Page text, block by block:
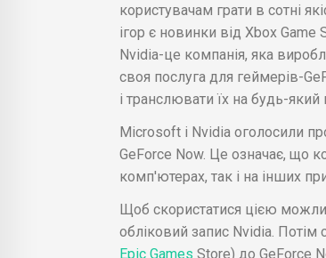
користувачам грати в сотні
ігор є новинки від Xbox Game
Nvidia-це компанія, яка
своя послуга для геймерів-
і транслювати їх на будь-який
Microsoft і Nvidia оголосили
GeForce Now. Це означає, що
комп'ютерах, так і на інших
Щоб скористатися цією
обліковий запис Nvidia. Потім
Epic Games Store) до GeForce